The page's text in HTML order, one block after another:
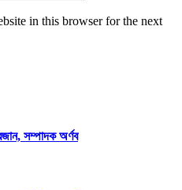
in this browser for the next
সম্পাদক অর্ণব